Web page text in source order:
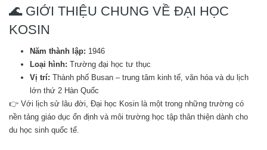
🌊 GIỚI THIỆU CHUNG VỀ ĐẠI HỌC
KOSIN
Năm thành lập: 1946
Loại hình: Trường đại học tư thục
Vị trí: Thành phố Busan – trung tâm kinh tế, văn hóa và du lịch
lớn thứ 2 Hàn Quốc
👉 Với lịch sử lâu đời, Đại học Kosin là một trong những trường có
nền tảng giáo dục ổn định và môi trường học tập thân thiện dành cho
du học sinh quốc tế.